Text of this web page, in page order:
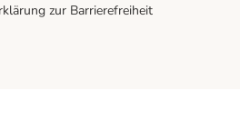
zur Barrierefreiheit